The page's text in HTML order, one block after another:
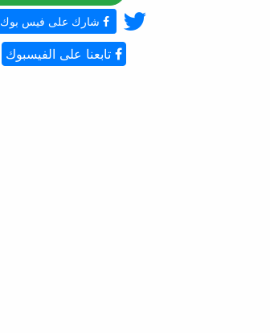
شارك على فيس بوك
تابعنا على الفيسبوك